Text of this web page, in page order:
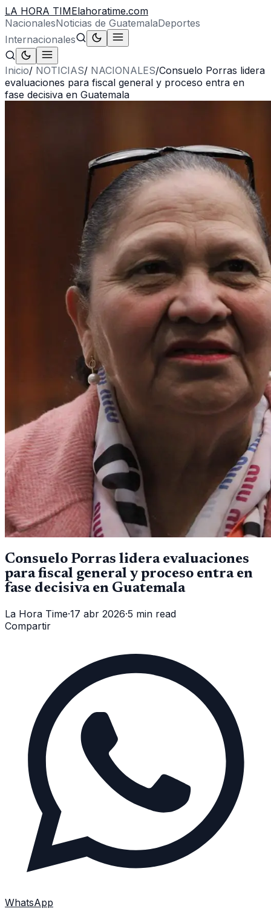
LA HORA TIMElahoratime.com
NacionalesNoticias de GuatemalaDeportes
Internacionales
Inicio/ NOTICIAS/ NACIONALES/Consuelo Porras lidera
evaluaciones para fiscal general y proceso entra en
fase decisiva en Guatemala
Consuelo Porras lidera evaluaciones
para fiscal general y proceso entra en
fase decisiva en Guatemala
La Hora Time·17 abr 2026·5 min read
Compartir
WhatsApp